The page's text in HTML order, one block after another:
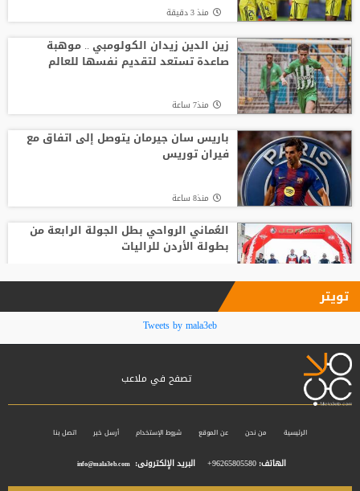
انطلاق منافسات بطولة الحسن الدولية
العاشرة للتايكواندو
لوكا زيدان يودع غرناطة ويوقع لناد إسباني
جديد
منذ 3 دقيقة
زين الدين زيدان الكولومبي .. موهبة
صاعدة تستعد لتقديم نفسها للعالم
منذ7 ساعة
باريس سان جيرمان يتوصل إلى اتفاق مع
فيران توريس
منذ8 ساعة
العُماني الرواحي بطل الجولة الرابعة من
بطولة الأردن للراليات
ريال مدريد يهزم فرينتسفاروش في مباراة
ودية
الكويتي وديا
تويتر
Tweets by mala3eb
تصفح في ملاعب
الرئيسية من نحن عن الموقع شروط الإستخدام أرسل خبر اتصل بنا
الهاتف:96265805580+ البريد الإلكترونى: info@mala3eb.com